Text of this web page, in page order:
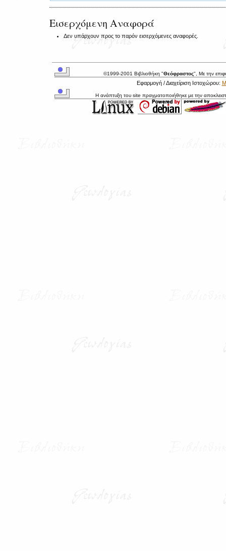
Εισερχόμενη Αναφορά
Δεν υπάρχουν προς το παρόν εισερχόμενες αναφορές.
©1999-2001 Βιβλιοθήκη "Θεόφραστος", Με την
Εφαρμογή / Διαχείριση Ιστοχώρου:
Η ανάπτυξη του site πραγματοποιήθηκε με την